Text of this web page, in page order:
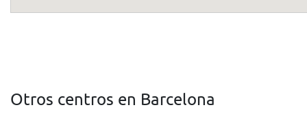
Otros centros en Barcelona